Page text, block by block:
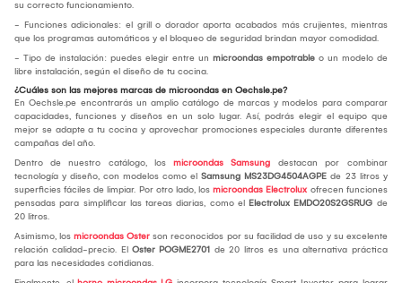
su correcto funcionamiento.
- Funciones adicionales: el grill o dorador aporta acabados más crujientes, mientras
que los programas automáticos y el bloqueo de seguridad brindan mayor comodidad.
- Tipo de instalación: puedes elegir entre un microondas empotrable o un modelo de
libre instalación, según el diseño de tu cocina.
¿Cuáles son las mejores marcas de microondas en Oechsle.pe?
En Oechsle.pe encontrarás un amplio catálogo de marcas y modelos para comparar
capacidades, funciones y diseños en un solo lugar. Así, podrás elegir el equipo que
mejor se adapte a tu cocina y aprovechar promociones especiales durante diferentes
campañas del año.
Dentro de nuestro catálogo, los microondas Samsung destacan por combinar
tecnología y diseño, con modelos como el Samsung MS23DG4504AGPE de 23 litros y
superficies fáciles de limpiar. Por otro lado, los microondas Electrolux ofrecen funciones
pensadas para simplificar las tareas diarias, como el Electrolux EMDO20S2GSRUG de
20 litros.
Asimismo, los microondas Oster son reconocidos por su facilidad de uso y su excelente
relación calidad-precio. El Oster POGME2701 de 20 litros es una alternativa práctica
para las necesidades cotidianas.